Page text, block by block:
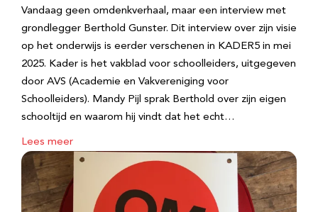
Vandaag geen omdenkverhaal, maar een interview met
grondlegger Berthold Gunster. Dit interview over zijn visie
op het onderwijs is eerder verschenen in KADER5 in mei
2025. Kader is het vakblad voor schoolleiders, uitgegeven
door AVS (Academie en Vakvereniging voor
Schoolleiders). Mandy Pijl sprak Berthold over zijn eigen
schooltijd en waarom hij vindt dat het echt…
Lees meer